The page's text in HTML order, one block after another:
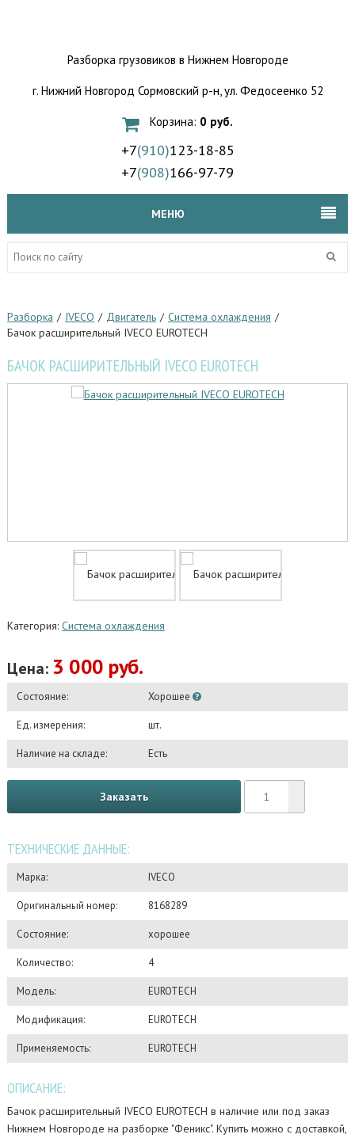
Разборка грузовиков в Нижнем Новгороде
г. Нижний Новгород Сормовский р-н,ул. Федосеенко 52
Корзина: 0 руб.
+7(910)123-18-85
+7(908)166-97-79
МЕНЮ
Разборка / IVECO / Двигатель / Система охлаждения /
Бачок расширительный IVECO EUROTECH
БАЧОК РАСШИРИТЕЛЬНЫЙ IVECO EUROTECH
Категория: Система охлаждения
Цена: 3 000 руб.
Состояние: Хорошее
Ед. измерения: шт.
Наличие на складе: Есть
Заказать
ТЕХНИЧЕСКИЕ ДАННЫЕ:
Марка: IVECO
Оригинальный номер: 8168289
Состояние: хорошее
Количество: 4
Модель: EUROTECH
Модификация: EUROTECH
Применяемость: EUROTECH
ОПИСАНИЕ:
Бачок расширительный IVECO EUROTECH в наличие или под заказ
Нижнем Новгороде на разборке "Феникс". Купить можно с доставкой,